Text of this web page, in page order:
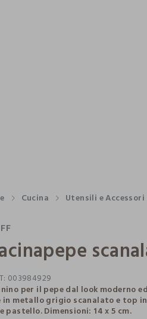
Cucina Utensili e Accessori
003984929
per il pepe dal look moderno
in metallo grigio scanalato e top
pastello. Dimensioni: 14 x 5 cm.